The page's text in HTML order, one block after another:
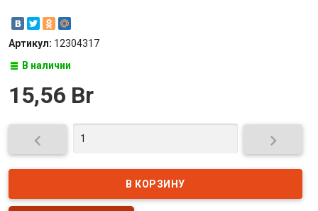
Артикул: 12304317
В наличии
15,56 Br
 